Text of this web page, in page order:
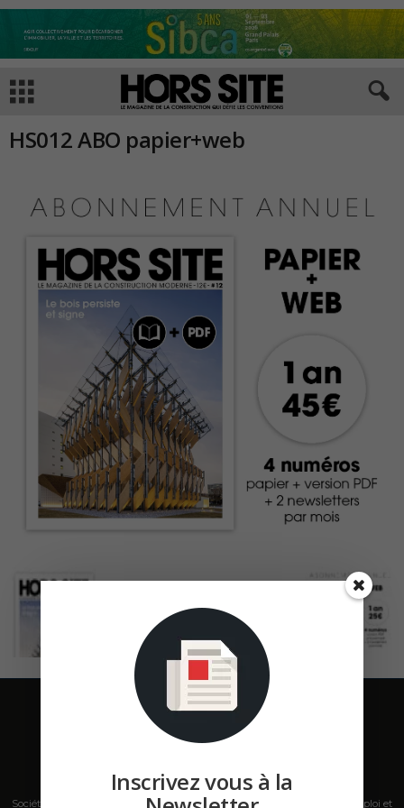
HS012 ABO papier+web
Société de presse, plateforme de mise en relation sur les marchés B2B, emploi et
Inscrivez vous à la